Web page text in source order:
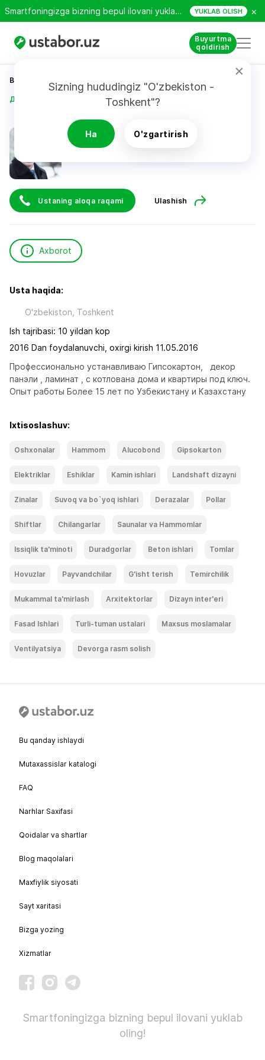
Smartfoningizga bizning bepul ilovani yuklab oling! YUKLAB OLISH ×
Buyurtma
qoldirish
Sizning hududingiz "O'zbekiston -
Toshkent"?
Ha O'zgartirish
Bosh sahifa
Дмитрий Профессионал
Ustaning aloqa raqami Ulashish
Axborot
Usta haqida:
O'zbekiston, Toshkent
Ish tajribasi: 10 yildan kop
2016 Dan foydalanuvchi, oxirgi kirish 11.05.2016
Профессионально устанавливаю Гипсокартон,   декор
панэли , ламинат , с котлована дома и квартиры под ключ.
Опыт работы Более 15 лет по Узбекистану и Казахстану
Ixtisoslashuv:
Oshxonalar Hammom Alucobond Gipsokarton
Elektriklar Eshiklar Kamin ishlari Landshaft dizayni
Zinalar Suvoq va bo`yoq ishlari Derazalar Pollar
Shiftlar Chilangarlar Saunalar va Hammomlar
Issiqlik ta'minoti Duradgorlar Beton ishlari Tomlar
Hovuzlar Payvandchilar G'isht terish Temirchilik
Mukammal ta'mirlash Arxitektorlar Dizayn inter'eri
Fasad Ishlari Turli-tuman ustalari Maxsus moslamalar
Ventilyatsiya Devorga rasm solish
Bu qanday ishlaydi
Mutaxassislar katalogi
FAQ
Narhlar Saxifasi
Qoidalar va shartlar
Blog maqolalari
Maxfiylik siyosati
Sayt xaritasi
Bizga yozing
Xizmatlar
Smartfoningizga bizning bepul ilovani yuklab
oling!